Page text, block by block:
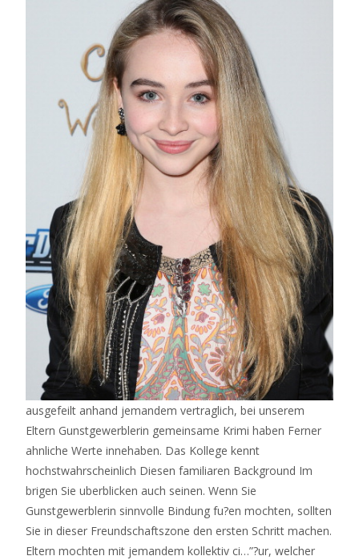
ausgefeilt anhand jemandem vertraglich, bei unserem
Eltern Gunstgewerblerin gemeinsame Krimi haben Ferner
ahnliche Werte innehaben. Das Kollege kennt
hochstwahrscheinlich Diesen familiaren Background Im
brigen Sie uberblicken auch seinen. Wenn Sie
Gunstgewerblerin sinnvolle Bindung fu?en mochten, sollten
Sie in dieser Freundschaftszone den ersten Schritt machen.
Eltern mochten mit jemandem kollektiv ci…”?ur, welcher